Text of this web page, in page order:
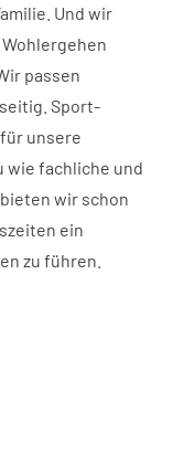
Und wir
passen
Sport-
unsere
wie fachliche und
wir schon
ein
zu führen.